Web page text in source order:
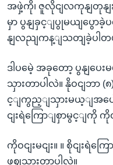
အဖှဲ့ကို၊ ဇူလိုငျလကုနျတုနျ
မှာ ပွနျခှင့ျပွုမယျပွော
နျလညျကန့ျသတျခဲ့ပါတ
ဒါပမေဲ့ အခုတော့ ပွနျပေ
သှားတာပါလဲ။ နိုဝငျဘာ
င့ျကွည့ျသှားမယ့ျအပေါ
ငျးရဲကြောျစှာမွင့ျကို ကိုဝ
ကိုဝငျးမငျး။ ။ စိုငျးရဲက
ဖွဈသှားတာပါလဲ။